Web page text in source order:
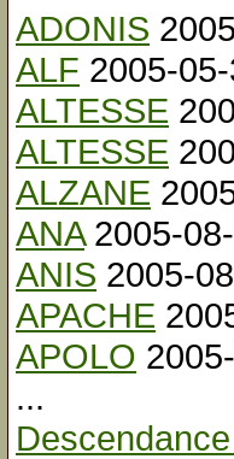
ADONIS
ALF 2005-
ALTESSE
ALTESSE
ALZANE
ANA2005-
ANIS 2005-
APACHE
APOLO
...